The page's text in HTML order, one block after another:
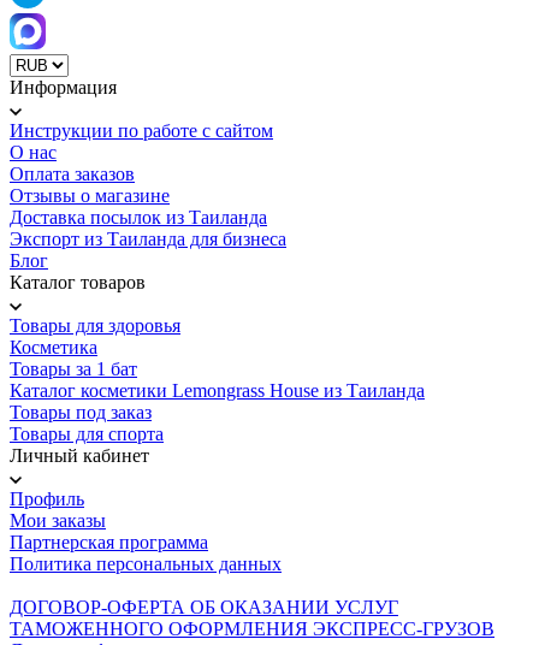
Информация
Инструкции по работе с сайтом
О нас
Оплата заказов
Отзывы о магазине
Доставка посылок из Таиланда
Экспорт из Таиланда для бизнеса
Блог
Каталог товаров
Товары для здоровья
Косметика
Товары за 1 бат
Каталог косметики Lemongrass House из Таиланда
Товары под заказ
Товары для спорта
Личный кабинет
Профиль
Мои заказы
Партнерская программа
Политика персональных данных
ДОГОВОР-ОФЕРТА ОБ ОКАЗАНИИ УСЛУГ
ТАМОЖЕННОГО ОФОРМЛЕНИЯ ЭКСПРЕСС-ГРУЗОВ